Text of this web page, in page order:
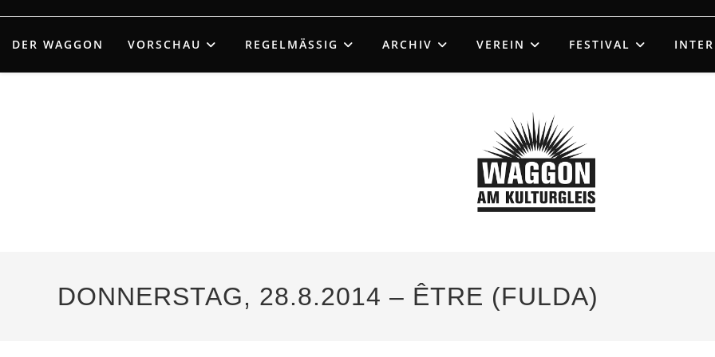
springen
DER WAGGON VORSCHAU REGELMÄSSIG ARCHIV VEREIN FESTIVAL
DONNERSTAG, 28.8.2014 – ÊTRE (FULDA)